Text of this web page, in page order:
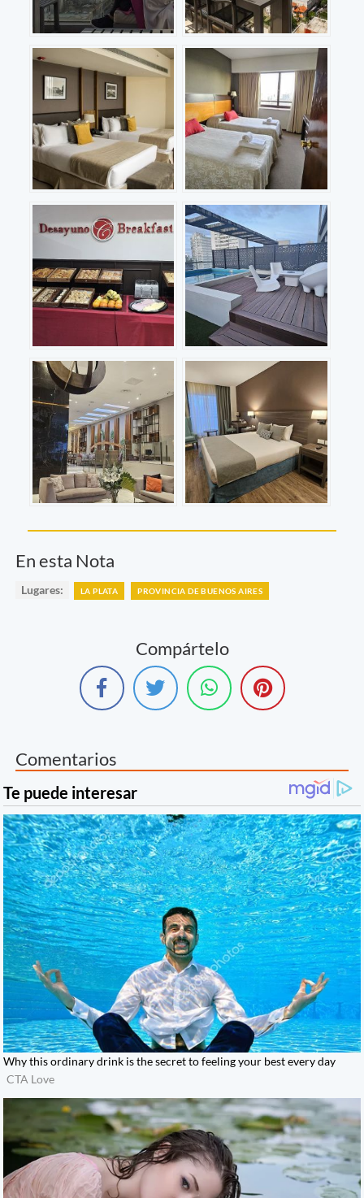
En esta Nota
Lugares: LA PLATA PROVINCIA DE BUENOS AIRES
Compártelo
Comentarios